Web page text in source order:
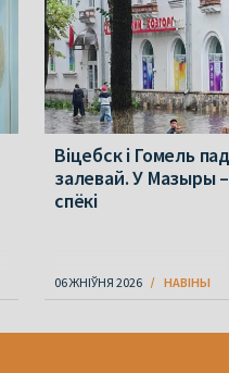
Віцебск і Гомель
залевай. У Мазыры
спёкі
06 ЖНІЎНЯ 2026 НАВІНЫ